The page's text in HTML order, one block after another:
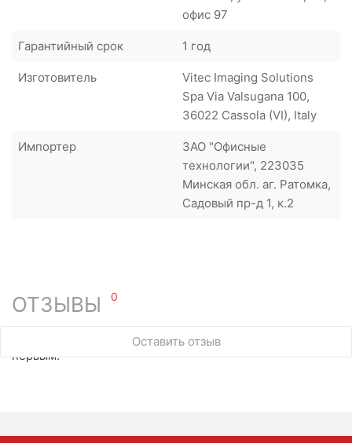
офис 97
Гарантийный срок 1 год
Изготовитель
Vitec Imaging Solutions
Spa Via Valsugana 100,
36022 Cassola (VI), Italy
Импортер
ЗАО "Офисные
технологии", 223035
Минская обл. аг. Ратомка,
Садовый пр-д 1, к.2
ОТЗЫВЫ 0
Оставить отзыв
У этого товара нет ни одного отзыва. Вы можете стать
первым.